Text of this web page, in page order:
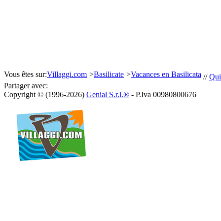
Vous êtes sur:Villaggi.com >Basilicate >Vacances en Basilicata //
Partager avec:
Copyright © (1996-2026) Genial S.r.l.® - P.Iva 00980800676